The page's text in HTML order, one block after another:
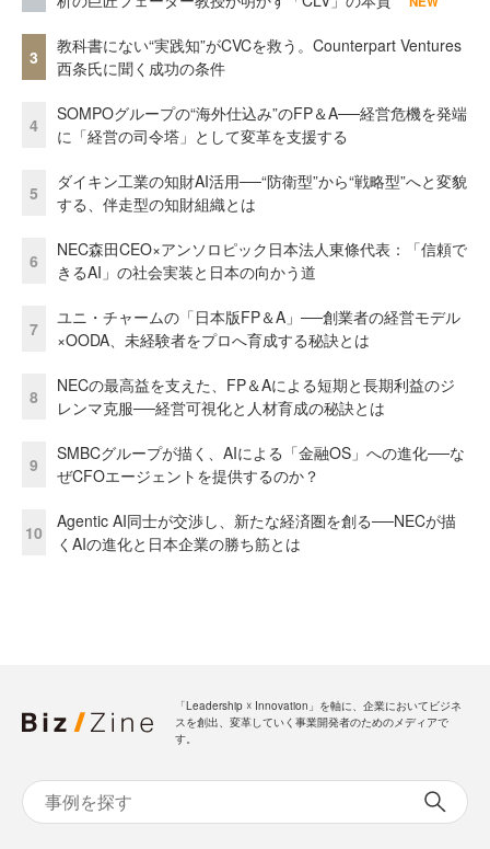
3
教科書にない“実践知”がCVCを救う。Counterpart Ventures
西条氏に聞く成功の条件
4
SOMPOグループの“海外仕込み”のFP＆A──経営危機を発端
に「経営の司令塔」として変革を支援する
5
ダイキン工業の知財AI活用──“防衛型”から“戦略型”へと変貌
する、伴走型の知財組織とは
6
NEC森田CEO×アンソロピック日本法人東條代表：「信頼で
きるAI」の社会実装と日本の向かう道
7
ユニ・チャームの「日本版FP＆A」──創業者の経営モデル
×OODA、未経験者をプロへ育成する秘訣とは
8
NECの最高益を支えた、FP＆Aによる短期と長期利益のジ
レンマ克服──経営可視化と人材育成の秘訣とは
9
SMBCグループが描く、AIによる「金融OS」への進化──な
ぜCFOエージェントを提供するのか？
10
Agentic AI同士が交渉し、新たな経済圏を創る──NECが描
くAIの進化と日本企業の勝ち筋とは
「Leadership ☓ Innovation」を軸に、企業においてビジネ
スを創出、変革していく事業開発者のためのメディアで
す。